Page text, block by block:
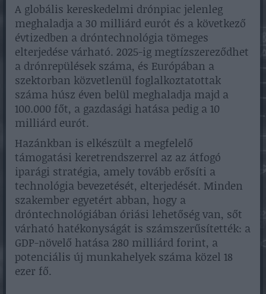
A globális kereskedelmi drónpiac jelenleg
meghaladja a 30 milliárd eurót és a következő
évtizedben a dróntechnológia tömeges
elterjedése várható. 2025-ig megtízszereződhet
a drónrepülések száma, és Európában a
szektorban közvetlenül foglalkoztatottak
száma húsz éven belül meghaladja majd a
100.000 főt, a gazdasági hatása pedig a 10
milliárd eurót.
Hazánkban is elkészült a megfelelő
támogatási keretrendszerrel az az átfogó
iparági stratégia, amely tovább erősíti a
technológia bevezetését, elterjedését. Minden
szakember egyetért abban, hogy a
dróntechnológiában óriási lehetőség van, sőt
várható hatékonyságát is számszerűsítették: a
GDP-növelő hatása 280 milliárd forint, a
potenciális új munkahelyek száma közel 18
ezer fő.